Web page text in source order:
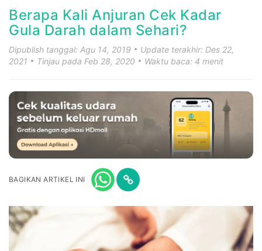
Berapa Kali Anjuran Cek Kadar
Gula Darah dalam Sehari?
Dipublish tanggal: Agu 14, 2019
Update terakhir: Des 22,
2021
Tinjau pada Feb 28, 2020 Waktu baca: 4 menit
BAGIKAN ARTIKEL INI